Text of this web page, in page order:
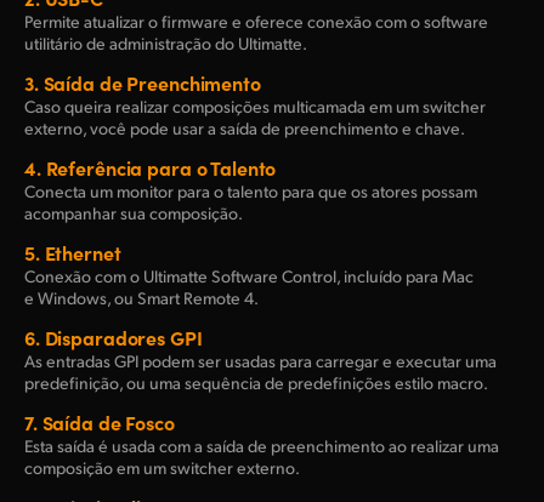
Permite atualizar o firmware e oferece conexão com o software
utilitário de administração do Ultimatte.
3.Saída de Preenchimento
Caso queira realizar composições multicamada em um switcher
externo, você pode usar a saída de preenchimento e chave.
4.Referência para o Talento
Conecta um monitor para o talento para que os atores possam
acompanhar sua composição.
5.Ethernet
Conexão com o Ultimatte Software Control, incluído para Mac
e Windows, ou Smart Remote 4.
6.Disparadores GPI
As entradas GPI podem ser usadas para carregar e executar uma
predefinição, ou uma sequência de predefinições estilo macro.
7.Saída de Fosco
Esta saída é usada com a saída de preenchimento ao realizar uma
composição em um switcher externo.